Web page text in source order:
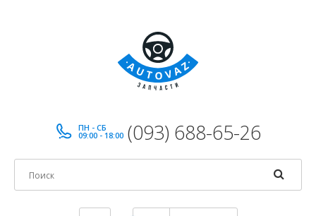
ПН - СБ
09:00 - 18:00 (093) 688-65-26